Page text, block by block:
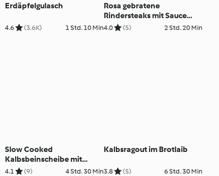
Erdäpfelgulasch
4.6 (3.6K) 1 Std. 10 Min
Rosa gebratene
Rindersteaks mit Sauce
Béarnaise
4.0 (5) 2 Std. 20 Min
Slow Cooked
Kalbsbeinscheibe mit
Safran-Risotto
4.1 (9) 4 Std. 30 Min
Kalbsragout im Brotlaib
3.8 (5) 6 Std. 30 Min